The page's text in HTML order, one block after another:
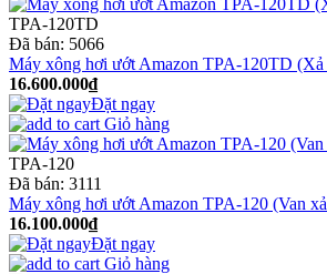
TPA-120TD
Đã bán: 5066
Máy xông hơi ướt Amazon TPA-120TD (Xả
16.600.000₫
Đặt ngay
Giỏ hàng
TPA-120
Đã bán: 3111
Máy xông hơi ướt Amazon TPA-120 (Van
16.100.000₫
Đặt ngay
Giỏ hàng